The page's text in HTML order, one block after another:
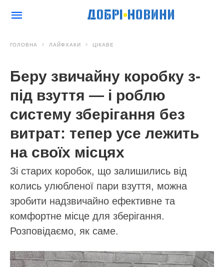
ГОЛОВНА ЛАЙФХАКИ ЦІКАВЕ
Беру звичайну коробку з-
під взуття — і роблю
систему зберігання без
витрат: тепер усе лежить
на своїх місцях
Зі старих коробок, що залишились від
колись улюбленої пари взуття, можна
зробити надзвичайно ефективне та
комфортне місце для зберігання.
Розповідаємо, як саме.